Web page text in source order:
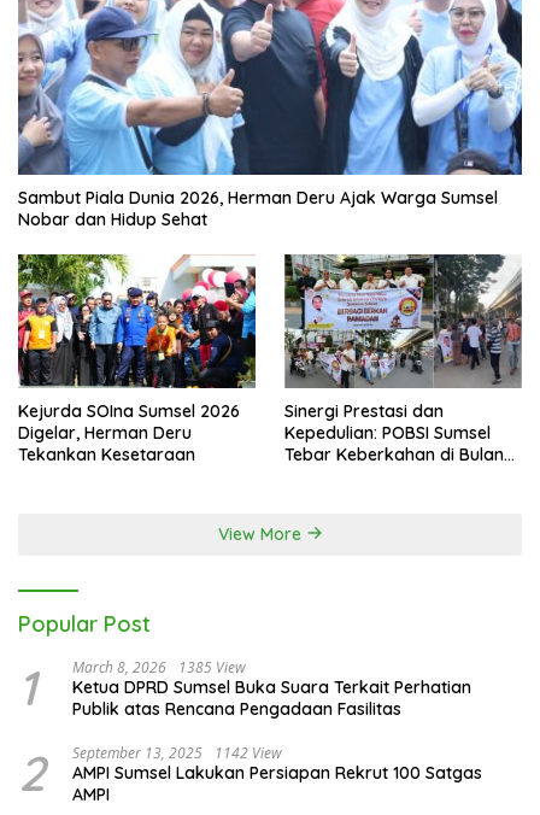
Sambut Piala Dunia 2026, Herman Deru Ajak Warga Sumsel
Nobar dan Hidup Sehat
Kejurda SOIna Sumsel 2026
Digelar, Herman Deru
Tekankan Kesetaraan
Sinergi Prestasi dan
Kepedulian: POBSI Sumsel
Tebar Keberkahan di Bulan
View More
Popular Post
1 March 8, 2026 1385 View
Ketua DPRD Sumsel Buka Suara Terkait Perhatian
Publik atas Rencana Pengadaan Fasilitas
2 September 13, 2025 1142 View
AMPI Sumsel Lakukan Persiapan Rekrut 100 Satgas
AMPI